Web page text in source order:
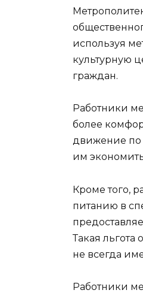
используя
культурную
граждан.
Работники
более
движение по
им
Кроме того,
питанию в
Такая
не всегда
Работники